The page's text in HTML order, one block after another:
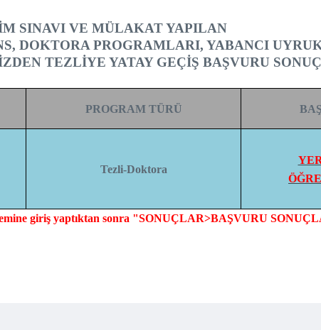
SINAVI VE MÜLAKAT YAPILAN
DOKTORA PROGRAMLARI, YABANCI
TEZLİYE YATAY GEÇİŞ BAŞVURU
PROGRAM TÜRÜ
Tezli-Doktora
giriş yaptıktan sonra "SONUÇLAR>BAŞVURU